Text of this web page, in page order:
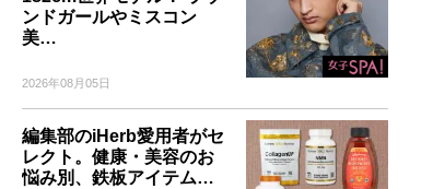
ンドガールやミスコン
美…
2026年08月05日
編集部のiHerb愛用者がセ
レクト。健康・美容のお
悩み別、鉄板アイテム…